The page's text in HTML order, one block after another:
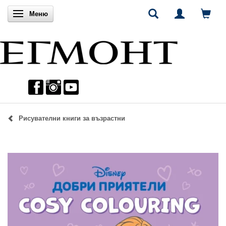
Включи навигацията
Меню
Рисувателни книги за възрастни